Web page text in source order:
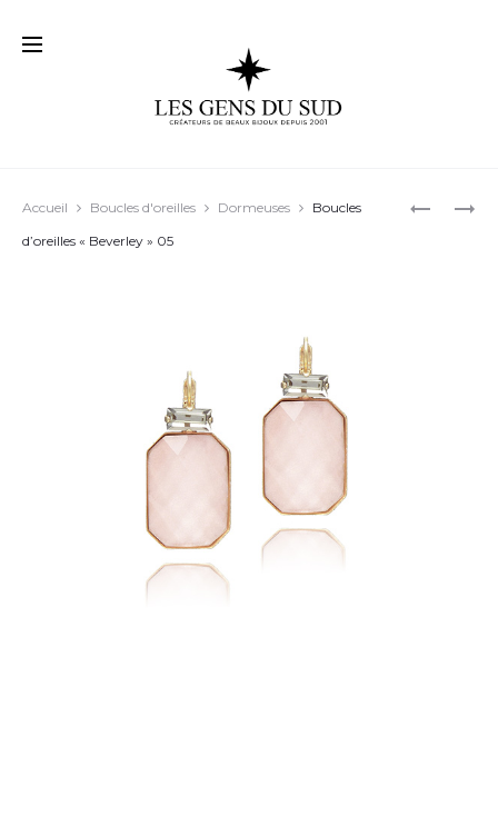
BOUCLES
BOUCLES
Accueil Boucles d'oreilles Dormeuses
Boucles
d’oreilles « Beverley » 05